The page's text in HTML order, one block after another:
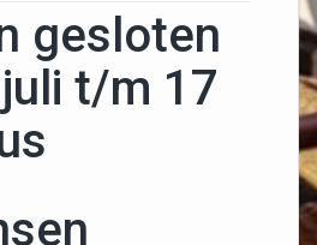
gesloten
t/m 17